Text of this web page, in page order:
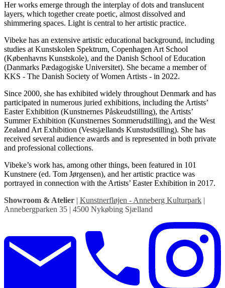
Her works emerge through the interplay of dots and translucent
layers, which together create poetic, almost dissolved and
shimmering spaces. Light is central to her artistic practice.
Vibeke has an extensive artistic educational background, including
studies at Kunstskolen Spektrum, Copenhagen Art School
(Københavns Kunstskole), and the Danish School of Education
(Danmarks Pædagogiske Universitet). She became a member of
KKS - The Danish Society of Women Artists - in 2022.
Since 2000, she has exhibited widely throughout Denmark and has
participated in numerous juried exhibitions, including the Artists’
Easter Exhibition (Kunstnernes Påskeudstilling), the Artists’
Summer Exhibition (Kunstnernes Sommerudstilling), and the West
Zealand Art Exhibition (Vestsjællands Kunstudstilling). She has
received several audience awards and is represented in both private
and professional collections.
Vibeke’s work has, among other things, been featured in 101
Kunstnere (ed. Tom Jørgensen), and her artistic practice was
portrayed in connection with the Artists’ Easter Exhibition in 2017.
Showroom & Atelier | Kunstnerfløjen - Anneberg Kulturpark |
Annebergparken 35 | 4500 Nykøbing Sjælland